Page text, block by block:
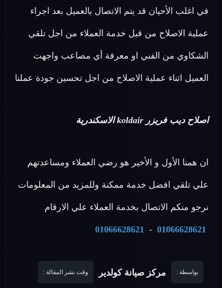
في اغلب الأحيان قد يتم الاتصال بالعميل بعد اجراء
عملية الاصلاح من قبل خدمة العملاء من اجل تلقي
الشكاوي من الفني او معرفة أي مصاعب واجهت
العميل اثناء عملية الاصلاح من اجل تحسين جودة عملنا
اصلاح ديب فريزر koldair الاسكندرية
ان همنا الأول و الأخير هو رضي العملاء ومساعدتهم
علي تلقي افضل خدمة ممكنة وللمزيد من المعلومات
نرجو منكم الاتصال بخدمة العملاء علي الارقام
01066628621
-
01066628621
بواسطة : مركز صيانة كولدير وقت نشر المقالة :